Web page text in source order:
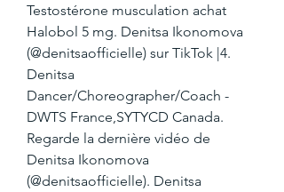
Testostérone musculation achat
Halobol 5 mg. Denitsa Ikonomova
(@denitsaofficielle) sur TikTok |4.
Denitsa
Dancer/Choreographer/Coach -
DWTS France,SYTYCD Canada.
Regarde la dernière vidéo de
Denitsa Ikonomova
(@denitsaofficielle). Denitsa